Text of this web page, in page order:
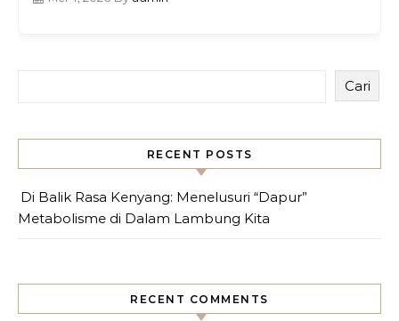
Cari
RECENT POSTS
Di Balik Rasa Kenyang: Menelusuri “Dapur”
Metabolisme di Dalam Lambung Kita
RECENT COMMENTS